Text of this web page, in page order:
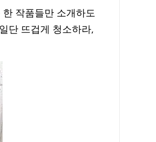
작품들만 소개하도
단 뜨겁게 청소하라,